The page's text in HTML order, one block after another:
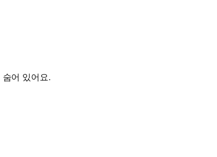
숨어 있어요.